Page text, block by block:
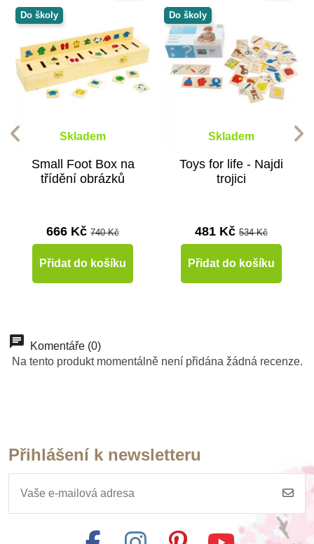
Do školy
Skladem
Small Foot Box na
třídění obrázků
666 Kč 740 Kč
Přidat do košíku
Do školy
Skladem
Toys for life - Najdi
trojici
481 Kč 534 Kč
Přidat do košíku
Do školy
Toys for life - Třídění
Toys for life - Řazení
Komentáře (0)
Na tento produkt momentálně není přidána žádná recenze.
Přihlášení k newsletteru